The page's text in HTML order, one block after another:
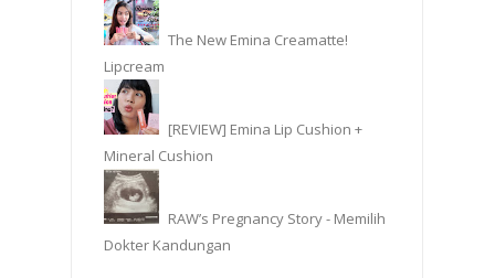
The New Emina Creamatte!
Lipcream
[REVIEW] Emina Lip Cushion +
Mineral Cushion
RAW’s Pregnancy Story - Memilih
Dokter Kandungan